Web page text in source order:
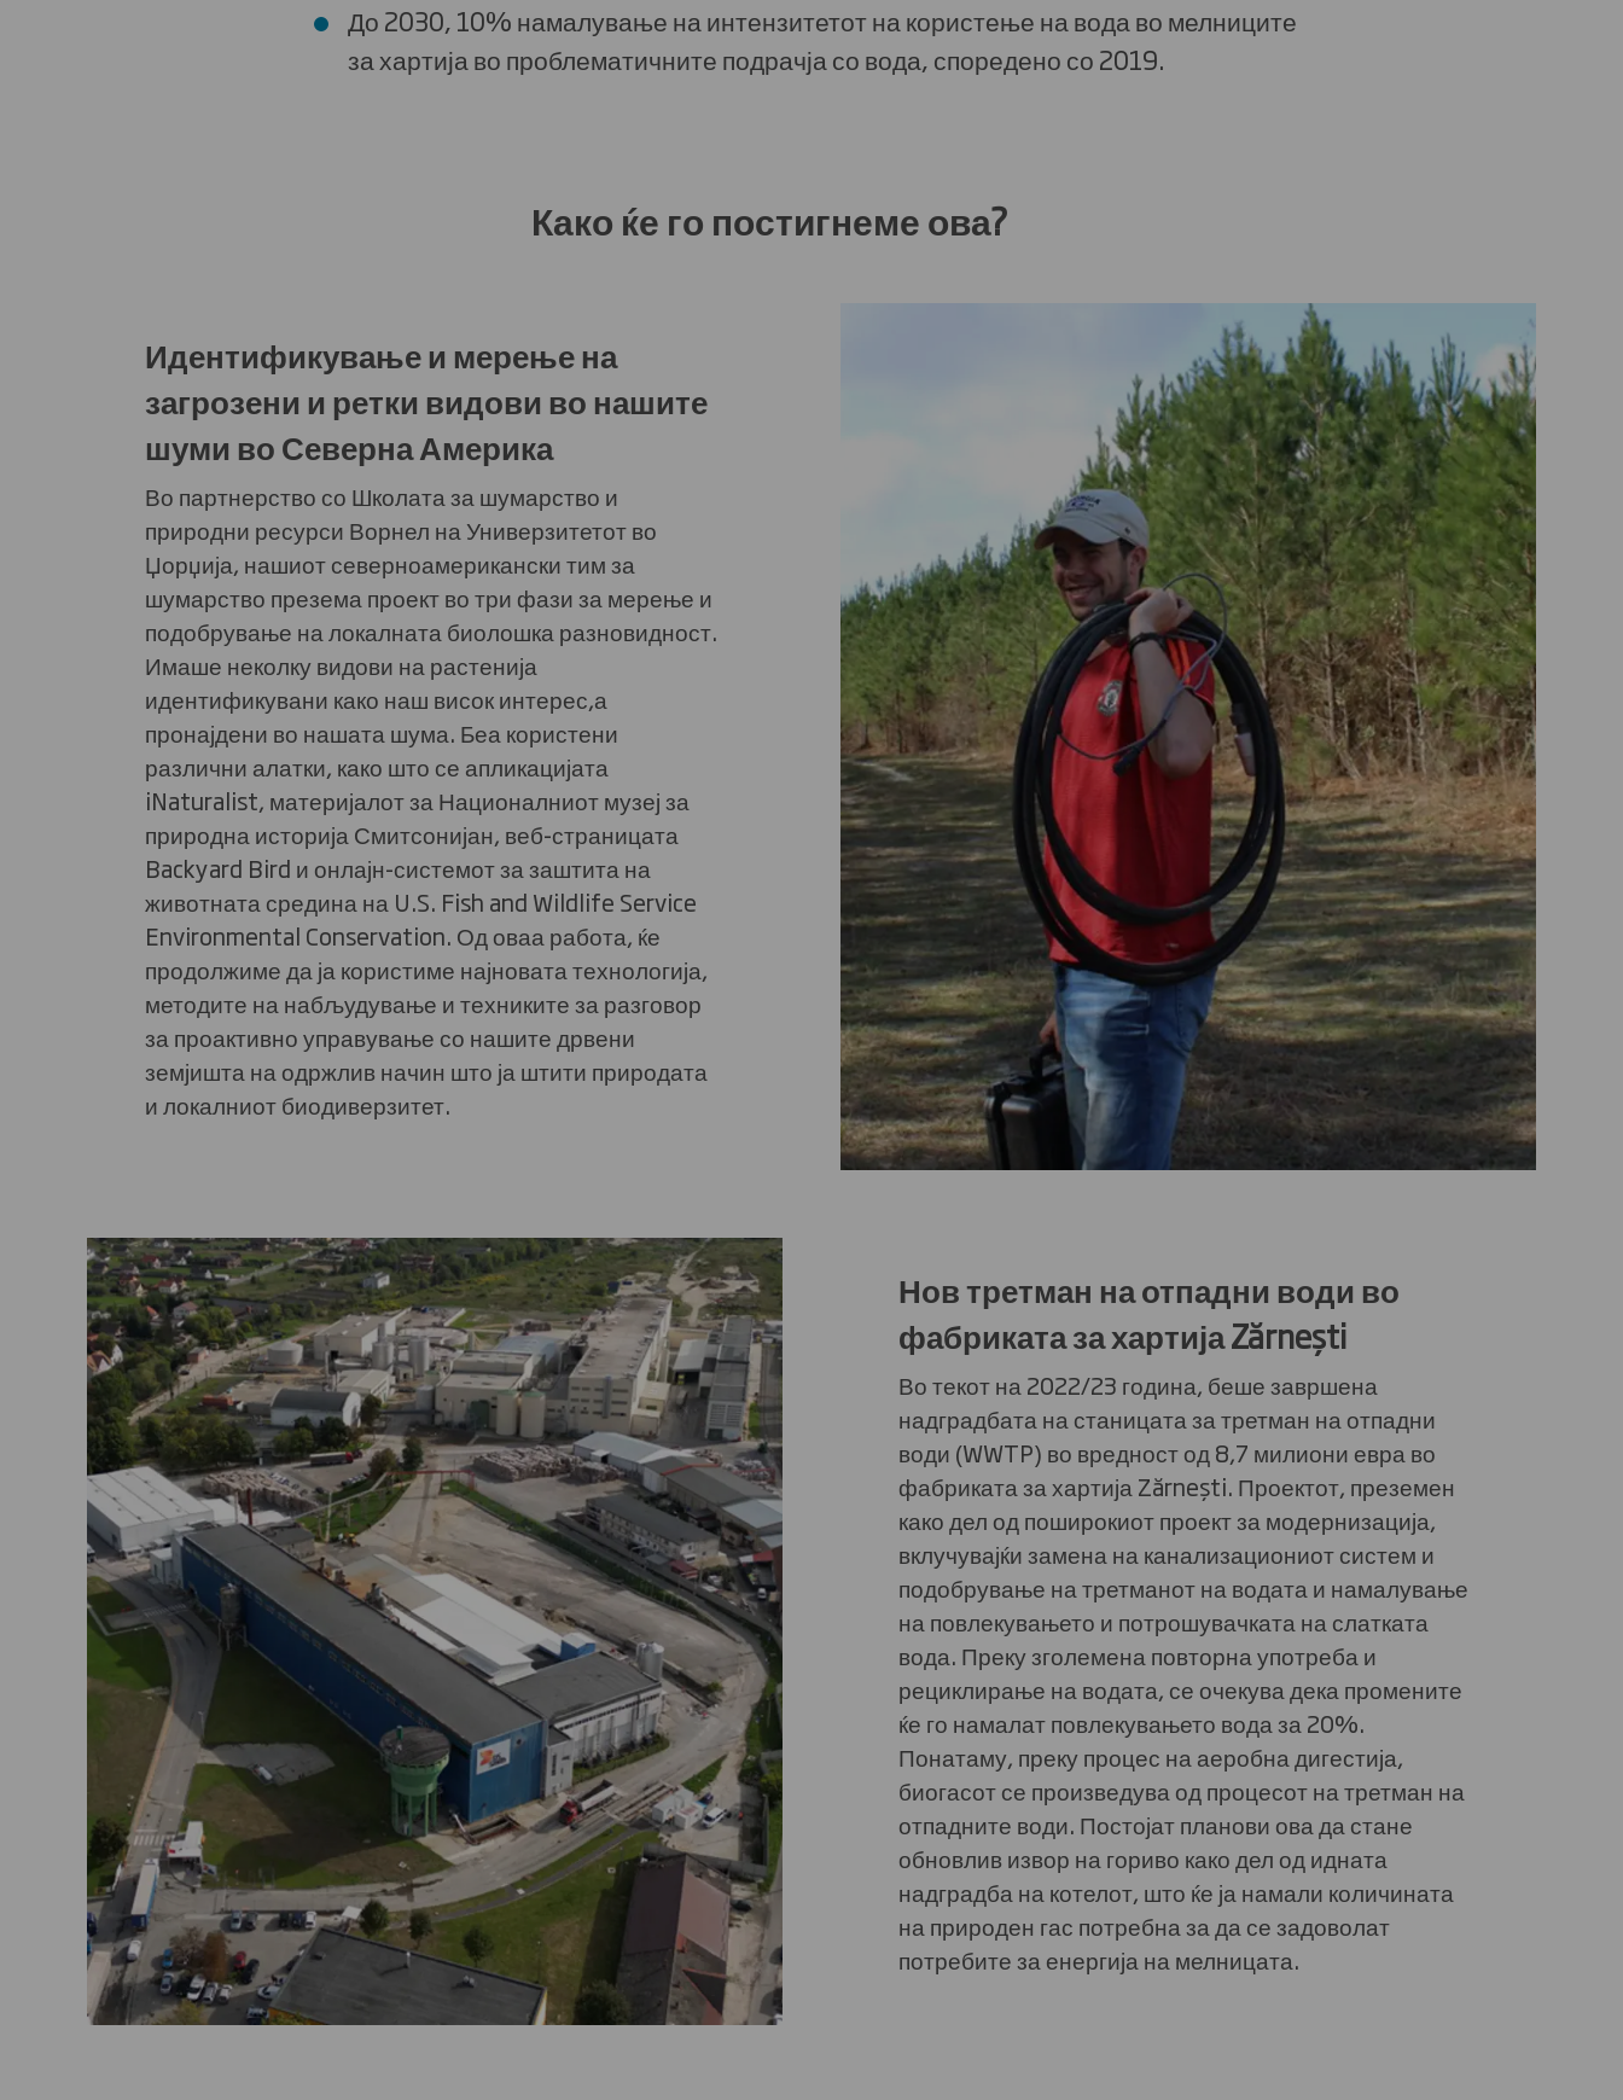
До 2030, 10% намалување на интензитетот на користење на вода во мелниците
за хартија во проблематичните подрачја со вода, споредено со 2019.
Како ќе го постигнеме ова?
Идентификување и мерење на
загрозени и ретки видови во нашите
шуми во Северна Америка
Во партнерство со Школата за шумарство и
природни ресурси Ворнел на Универзитетот во
Џорџија, нашиот северноамерикански тим за
шумарство презема проект во три фази за мерење и
подобрување на локалната биолошка разновидност.
Имаше неколку видови на растенија
идентификувани како наш висок интерес,а
пронајдени во нашата шума. Беа користени
различни алатки, како што се апликацијата
iNaturalist, материјалот за Националниот музеј за
природна историја Смитсонијан, веб-страницата
Backyard Bird и онлајн-системот за заштита на
животната средина на U.S. Fish and Wildlife Service
Environmental Conservation. Од оваа работа, ќе
продолжиме да ја користиме најновата технологија,
методите на набљудување и техниките за разговор
за проактивно управување со нашите дрвени
земјишта на одржлив начин што ја штити природата
и локалниот биодиверзитет.
Нов третман на отпадни води во
фабриката за хартија Zărnești
Во текот на 2022/23 година, беше завршена
надградбата на станицата за третман на отпадни
води (WWTP) во вредност од 8,7 милиони евра во
фабриката за хартија Zărnești. Проектот, преземен
како дел од поширокиот проект за модернизација,
вклучувајќи замена на канализациониот систем и
подобрување на третманот на водата и намалување
на повлекувањето и потрошувачката на слатката
вода. Преку зголемена повторна употреба и
рециклирање на водата, се очекува дека промените
ќе го намалат повлекувањето вода за 20%.
Понатаму, преку процес на аеробна дигестија,
биогасот се произведува од процесот на третман на
отпадните води. Постојат планови ова да стане
обновлив извор на гориво како дел од идната
надградба на котелот, што ќе ја намали количината
на природен гас потребна за да се задоволат
потребите за енергија на мелницата.